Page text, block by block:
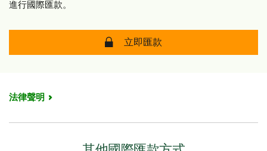
進行國際匯款。
安全 立即匯款
法律聲明